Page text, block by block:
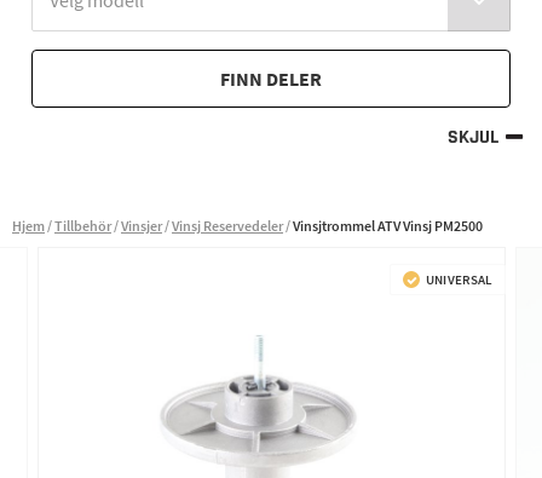
FINN DELER
SKJUL
Hjem Tillbehör Vinsjer Vinsj Reservedeler Vinsjtrommel ATV Vinsj PM2500
UNIVERSAL